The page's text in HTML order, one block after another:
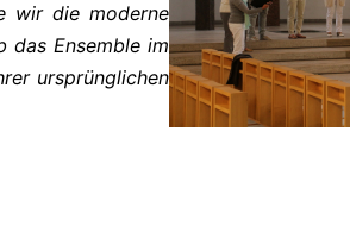
wir die moderne
das Ensemble im
ursprünglichen